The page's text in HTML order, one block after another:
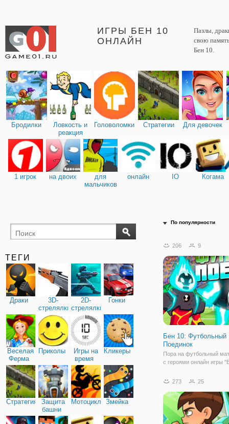
ИГРЫ БЕН 10
ОНЛАЙН
Пазлы,
свою
Бен 10.
Бродилки
Ловкость и
реакция
Головоломки Стратегии Для девочек
1 игрок на двоих
для
мальчиков
онлайн IO Когама
ТЕГИ
Драки
3D-
стрелялки
2D-
стрелялки
Гонки
Веселая
Ферма
Приколы
Игры на
время
Кликеры
Стратегия
Защита
башни
МотоциклыЗмейка
По популярности
206 9
Бен 10: Футбольный
Поединок
Пора на футбольный
с героями онлайн игры
онлайн игра спортивного
про супергероя Бена-
способность
разных
273 25